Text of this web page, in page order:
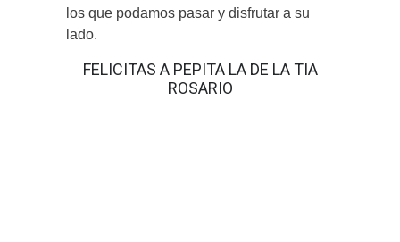
los que podamos pasar y disfrutar a su
lado.
FELICITAS A PEPITA LA DE LA TIA
ROSARIO